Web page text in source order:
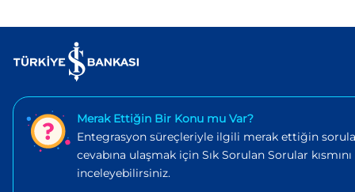
Merak Ettiğin Bir Konu mu Var?
Entegrasyon süreçleriyle ilgili merak ettiğin
cevabına ulaşmak için Sık Sorulan Sorular kısmını
inceleyebilirsiniz.